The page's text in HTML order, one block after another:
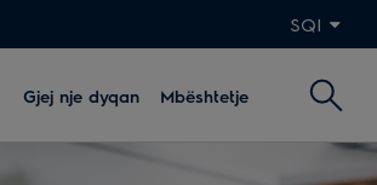
SQI
Gjej nje dyqan Mbështetje